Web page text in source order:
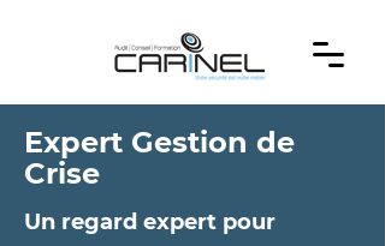
Expert Gestion de
Crise
Un regard expert pour